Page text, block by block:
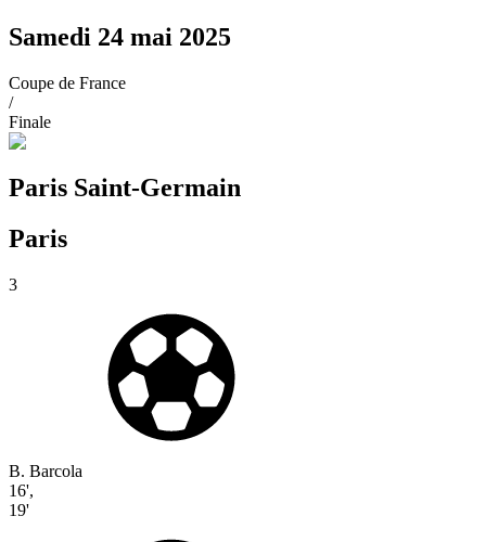
Samedi 24 mai 2025
Coupe de France
/
Finale
Paris Saint-Germain
Paris
3
B. Barcola
16',
19'